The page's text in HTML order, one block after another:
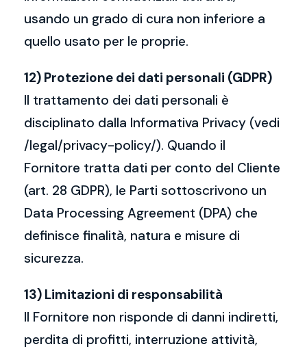
usando un grado di cura non inferiore a
quello usato per le proprie.
12) Protezione dei dati personali (GDPR)
Il trattamento dei dati personali è
disciplinato dalla Informativa Privacy (vedi
/legal/privacy-policy/). Quando il
Fornitore tratta dati per conto del Cliente
(art. 28 GDPR), le Parti sottoscrivono un
Data Processing Agreement (DPA) che
definisce finalità, natura e misure di
sicurezza.
13) Limitazioni di responsabilità
Il Fornitore non risponde di danni indiretti,
perdita di profitti, interruzione attività,